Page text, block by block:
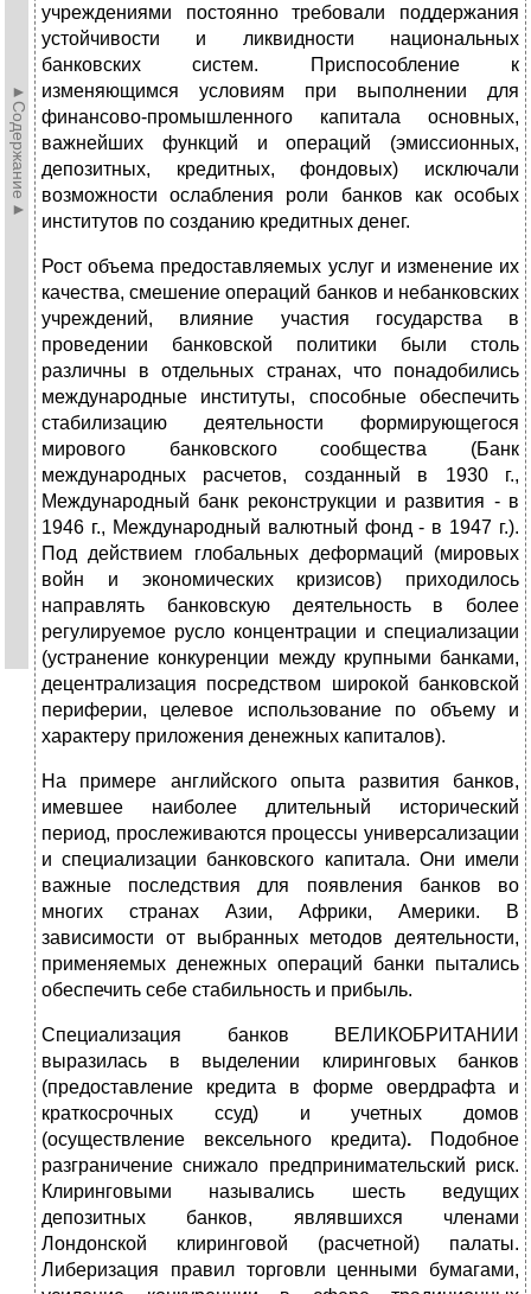
►Содержание►
учреждениями постоянно требовали поддержания
устойчивости и ликвидности национальных
банковских систем. Приспособление к
изменяющимся условиям при выполнении для
финансово-промышленного капитала основных,
важнейших функций и операций (эмиссионных,
депозитных, кредитных, фондовых) исключали
возможности ослабления роли банков как особых
институтов по созданию кредитных денег.
Рост объема предоставляемых услуг и изменение их
качества, смешение операций банков и небанковских
учреждений, влияние участия государства в
проведении банковской политики были столь
различны в отдельных странах, что понадобились
международные институты, способные обеспечить
стабилизацию деятельности формирующегося
мирового банковского сообщества (Банк
международных расчетов, созданный в 1930 г.,
Международный банк реконструкции и развития - в
1946 г., Международный валютный фонд - в 1947 г.).
Под действием глобальных деформаций (мировых
войн и экономических кризисов) приходилось
направлять банковскую деятельность в более
регулируемое русло концентрации и специализации
(устранение конкуренции между крупными банками,
децентрализация посредством широкой банковской
периферии, целевое использование по объему и
характеру приложения денежных капиталов).
На примере английского опыта развития банков,
имевшее наиболее длительный исторический
период, прослеживаются процессы универсализации
и специализации банковского капитала. Они имели
важные последствия для появления банков во
многих странах Азии, Африки, Америки. В
зависимости от выбранных методов деятельности,
применяемых денежных операций банки пытались
обеспечить себе стабильность и прибыль.
Специализация банков ВЕЛИКОБРИТАНИИ
выразилась в выделении клиринговых банков
(предоставление кредита в форме овердрафта и
краткосрочных ссуд) и учетных домов
(осуществление вексельного кредита).
Подобное
разграничение снижало предпринимательский риск.
Клиринговыми назывались шесть ведущих
депозитных банков, являвшихся членами
Лондонской клиринговой (расчетной) палаты.
Либеризация правил торговли ценными бумагами,